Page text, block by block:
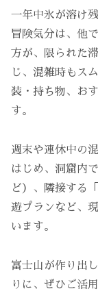
一年中氷が溶け
冒険気分は、他
方が、限られた
じ、混雑時もス
装・持ち物、お
す。
週末や連休中の
はじめ、洞窟内
ど）、隣接する
遊プランなど、
います。
富士山が作り出
りに、ぜひご活